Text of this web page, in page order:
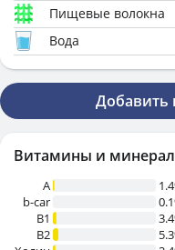
Пищевые волокна
Вода
Добавить
Витамины и
A
b-car
В1
B2